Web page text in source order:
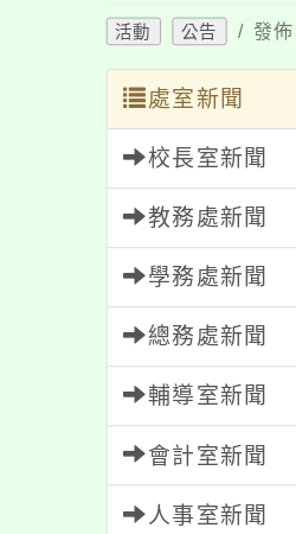
活動 公告 / 發
處室新聞
校長室新聞
教務處新聞
學務處新聞
總務處新聞
輔導室新聞
會計室新聞
人事室新聞